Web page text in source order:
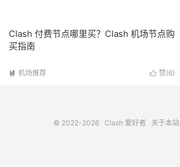
Clash 付费节点哪里买？Clash 机场节点购
买指南
 赞(6)
 机场推荐
© 2022-2026 Clash 爱好者 关于本站